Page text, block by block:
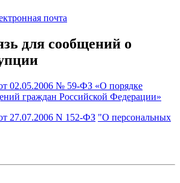
почта
для сообщений о
02.05.2006 № 59-ФЗ «О порядке
граждан Российской Федерации»
27.07.2006 N 152-ФЗ "О персональных